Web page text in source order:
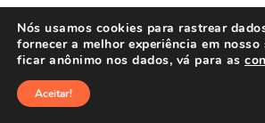
Nós usamos cookies para rastrear
fornecer a melhor experiência em nosso
ficar anônimo nos dados, vá para as
Aceitar!